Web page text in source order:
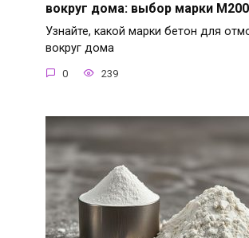
вокруг дома: выбор марки М200
Узнайте, какой марки бетон для
вокруг дома
0 239